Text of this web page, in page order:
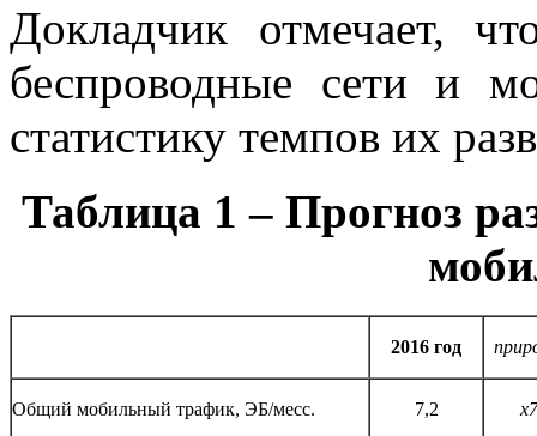
Докладчик отмечает,
беспроводные сети и
статистику темпов их
Таблица 1 – Прогноз
2016 год
Общий мобильный трафик, ЭБ/месс. 7,2 х7